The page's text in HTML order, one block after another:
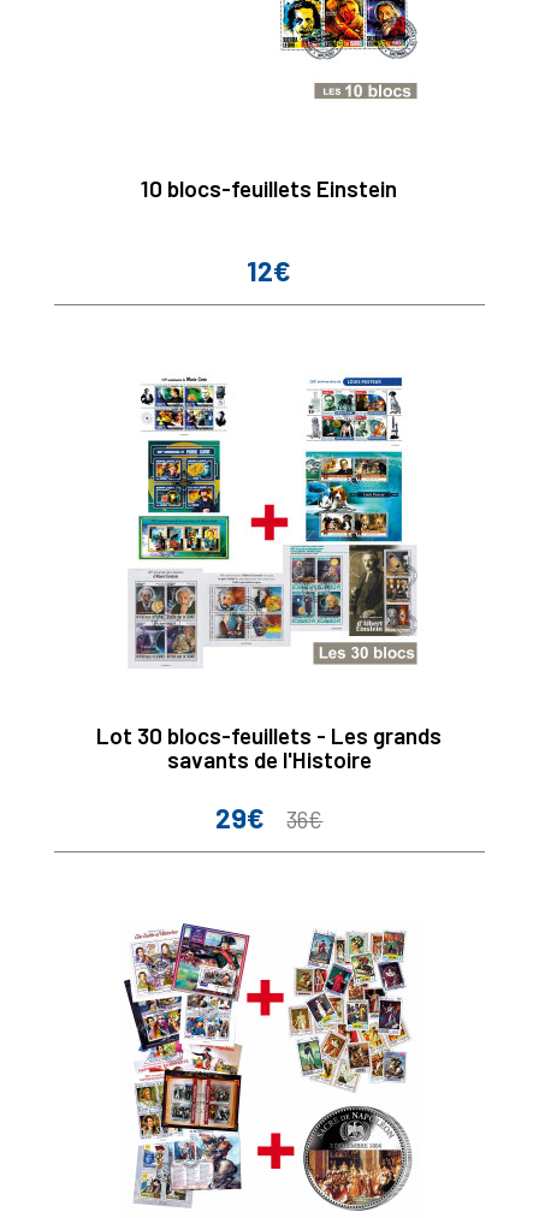
10 blocs-feuillets Einstein
Prix
12€
Lot 30 blocs-feuillets - Les grands
savants de l'Histoire
Prix
29€
Prix
36€